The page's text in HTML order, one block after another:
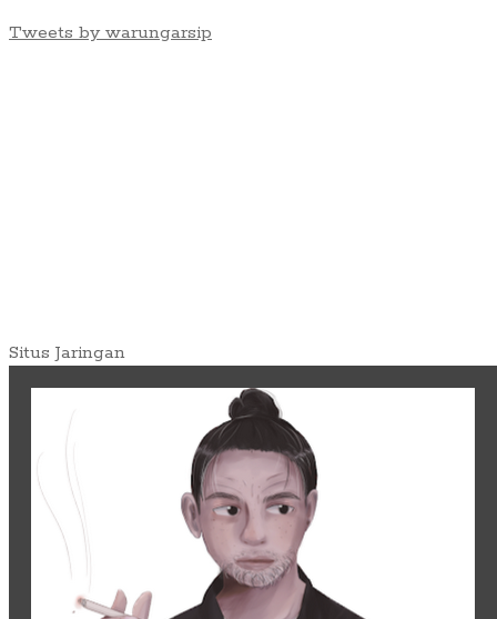
Tweets by warungarsip
Situs Jaringan